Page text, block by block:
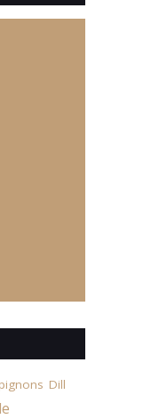
Dill